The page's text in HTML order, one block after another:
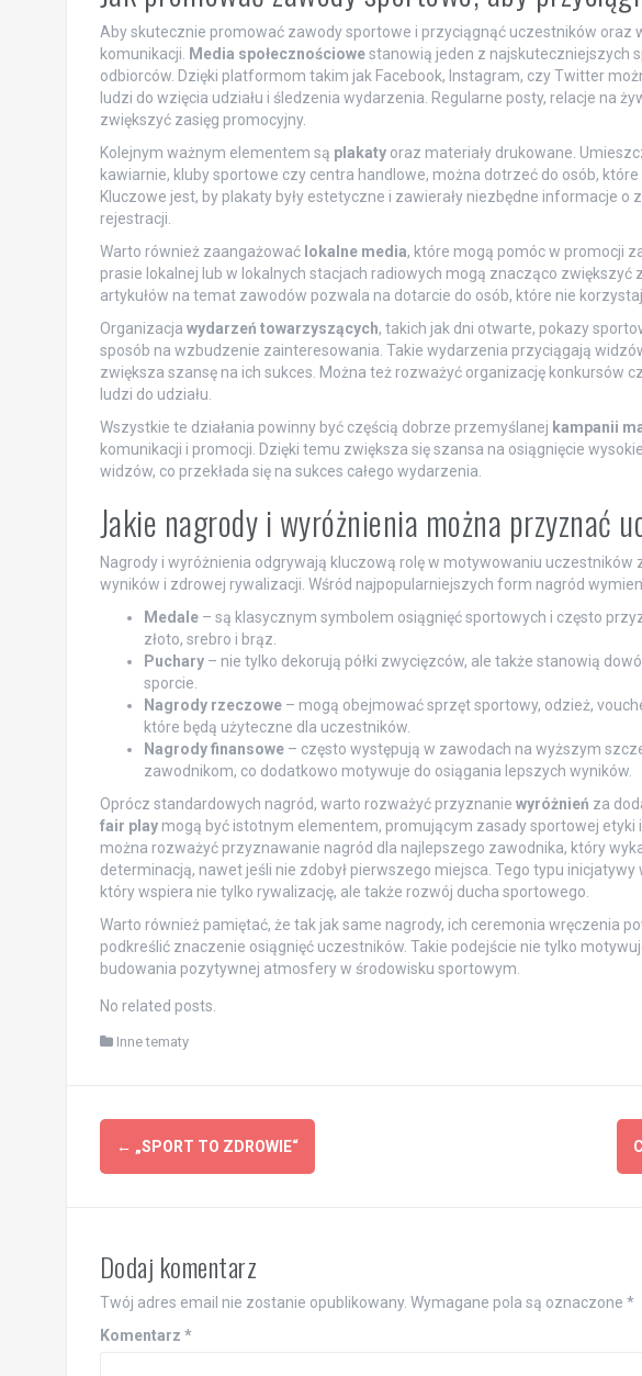
Aby skutecznie promować zawody sportowe i przyciągnąć uczestników oraz
komunikacji. Media społecznościowestanowią jeden z najskuteczniejszych
odbiorców. Dzięki platformom takim jak Facebook, Instagram, czy Twitter
ludzi do wzięcia udziału i śledzenia wydarzenia. Regularne posty, relacje na
zwiększyć zasięg promocyjny.
Kolejnym ważnym elementem są plakatyoraz materiały drukowane.
kawiarnie, kluby sportowe czy centra handlowe, można dotrzeć do osób,
Kluczowe jest, by plakaty były estetyczne i zawierały niezbędne informacje
rejestracji.
Warto również zaangażować lokalne media, które mogą pomóc w promocji
prasie lokalnej lub w lokalnych stacjach radiowych mogą znacząco
artykułów na temat zawodów pozwala na dotarcie do osób, które nie
Organizacja wydarzeń towarzyszących, takich jak dni otwarte, pokazy
sposób na wzbudzenie zainteresowania. Takie wydarzenia przyciągają
zwiększa szansę na ich sukces. Można też rozważyć organizację konkursów
ludzi do udziału.
Wszystkie te działania powinny być częścią dobrze przemyślanej kampanii
komunikacji i promocji. Dzięki temu zwiększa się szansa na osiągnięcie
widzów, co przekłada się na sukces całego wydarzenia.
Jakie nagrody i wyróżnienia można przyznać
Nagrody i wyróżnienia odgrywają kluczową rolę w motywowaniu uczestników
wyników i zdrowej rywalizacji. Wśród najpopularniejszych form nagród
Medale– są klasycznym symbolem osiągnięć sportowych i często
złoto, srebro i brąz.
Puchary– nie tylko dekorują półki zwycięzców, ale także stanowią
sporcie.
Nagrody rzeczowe– mogą obejmować sprzęt sportowy, odzież,
które będą użyteczne dla uczestników.
Nagrody finansowe– często występują w zawodach na wyższym
zawodnikom, co dodatkowo motywuje do osiągania lepszych wyników.
Oprócz standardowych nagród, warto rozważyć przyznanie wyróżnień za
fair playmogą być istotnym elementem, promującym zasady sportowej etyki
można rozważyć przyznawanie nagród dla najlepszego zawodnika, który
determinacją, nawet jeśli nie zdobył pierwszego miejsca. Tego typu
który wspiera nie tylko rywalizację, ale także rozwój ducha sportowego.
Warto również pamiętać, że tak jak same nagrody, ich ceremonia wręczenia
podkreślić znaczenie osiągnięć uczestników. Takie podejście nie tylko
budowania pozytywnej atmosfery w środowisku sportowym.
No related posts.
Inne tematy
Post
navigation
← „SPORT TO ZDROWIE“
Dodaj komentarz
Twój adres email nie zostanie opublikowany. Wymagane pola są oznaczone *
Komentarz *